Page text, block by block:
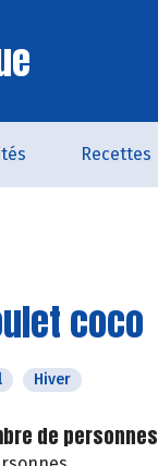
Recettes
coco
Hiver
de personnes